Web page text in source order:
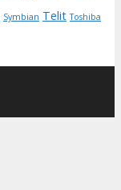
Symbian Telit Toshiba